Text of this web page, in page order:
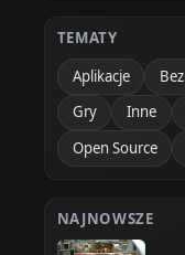
TEMATY
Aplikacje
Gry
Inne
Open Source
NAJNOWSZE